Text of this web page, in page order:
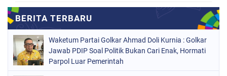
Waketum Partai Golkar Ahmad Doli Kurnia : Golkar
Jawab PDIP Soal Politik Bukan Cari Enak, Hormati
Parpol Luar Pemerintah